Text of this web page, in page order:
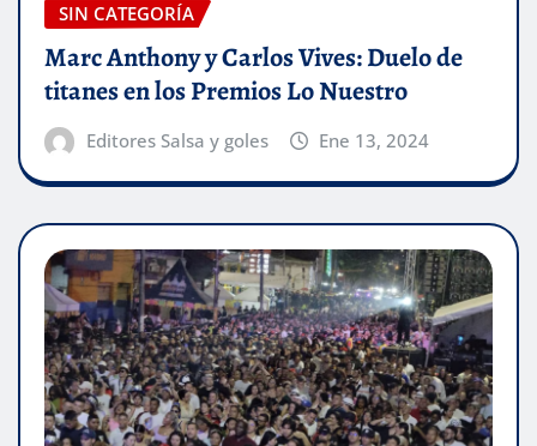
SIN CATEGORÍA
Marc Anthony y Carlos Vives: Duelo de
titanes en los Premios Lo Nuestro
Editores Salsa y goles Ene 13, 2024